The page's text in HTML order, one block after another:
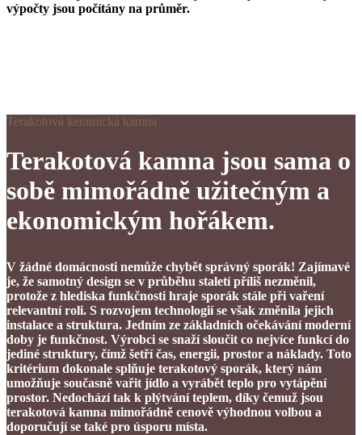
výpočty jsou počítány na průměr.
Terakotová keramická kamna
Terakotová kamna jsou sama o
sobě mimořádně užitečným a
ekonomickým hořákem.
V žádné domácnosti nemůže chybět správný sporák! Zajímavé
je, že samotný design se v průběhu staletí příliš nezměnil,
protože z hlediska funkčnosti hraje sporák stále při vaření
relevantní roli. S rozvojem technologií se však změnila jejich
instalace a struktura. Jedním ze základních očekávání moderní
doby je funkčnost. Výrobci se snaží sloučit co nejvíce funkcí do
jediné struktury, čímž šetří čas, energii, prostor a náklady. Toto
kritérium dokonale splňuje terakotový sporák, který nám
umožňuje současně vařit jídlo a vyrábět teplo pro vytápění
prostor. Nedochází tak k plýtvání teplem, díky čemuž jsou
terakotová kamna mimořádně cenově výhodnou volbou a
doporučují se také pro úsporu místa.